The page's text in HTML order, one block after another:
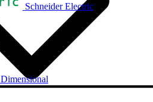
Schneider Electric
Dimensional